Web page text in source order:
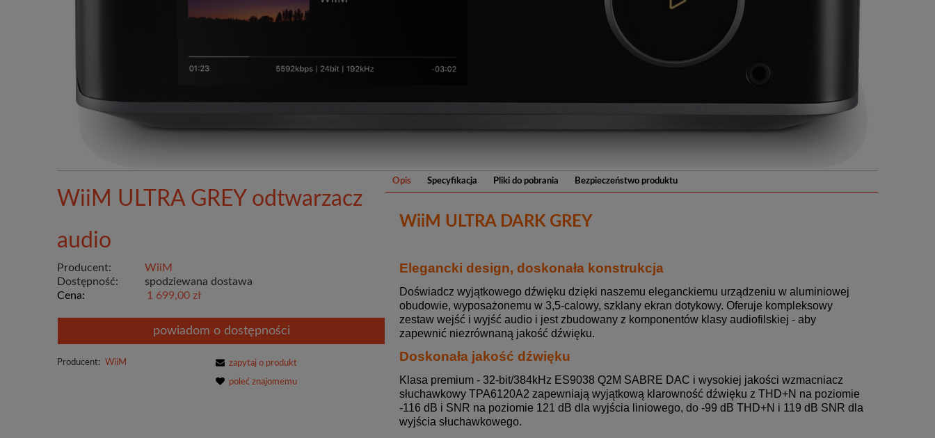
Opis Specyfikacja Pliki do pobrania Bezpieczeństwo produktu
WiiM ULTRA DARK GREY
Elegancki design, doskonała konstrukcja
Doświadcz wyjątkowego dźwięku dzięki naszemu eleganckiemu urządzeniu w aluminiowej
obudowie, wyposażonemu w 3,5-calowy, szklany ekran dotykowy. Oferuje kompleksowy
zestaw wejść i wyjść audio i jest zbudowany z komponentów klasy audiofilskiej - aby
zapewnić niezrównaną jakość dźwięku.
Doskonała jakość dźwięku
Klasa premium - 32-bit/384kHz ES9038 Q2M SABRE DAC i wysokiej jakości wzmacniacz
słuchawkowy TPA6120A2 zapewniają wyjątkową klarowność dźwięku z THD+N na poziomie
-116 dB i SNR na poziomie 121 dB dla wyjścia liniowego, do -99 dB THD+N i 119 dB SNR dla
wyjścia słuchawkowego.
WiiM ULTRA GREY odtwarzacz
audio
Producent:
WiiM
Dostępność:
spodziewana dostawa
Cena:
1 699,00 zł
powiadom o dostępności
Producent: WiiM zapytaj o produkt
poleć znajomemu